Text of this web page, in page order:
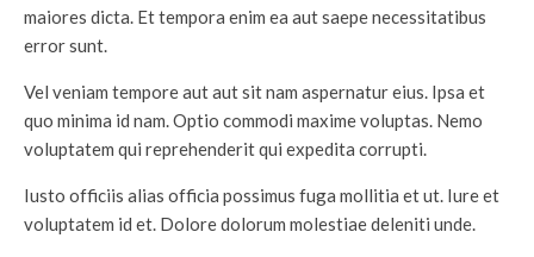
maiores dicta. Et tempora enim ea aut saepe necessitatibus
error sunt.
Vel veniam tempore aut aut sit nam aspernatur eius. Ipsa et
quo minima id nam. Optio commodi maxime voluptas. Nemo
voluptatem qui reprehenderit qui expedita corrupti.
Iusto officiis alias officia possimus fuga mollitia et ut. Iure et
voluptatem id et. Dolore dolorum molestiae deleniti unde.